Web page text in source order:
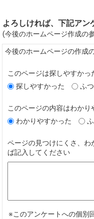
よろしければ、下記アン
(今後のホームページ作成の
今後のホームページの作成
このページは探しやすか
探しやすかった ふ
このページの内容はわか
わかりやすかった
ページの見つけにくさ、
ば記入してください
※このアンケートへの個別